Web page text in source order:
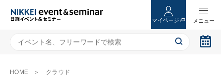
マイページ
HOME クラウド